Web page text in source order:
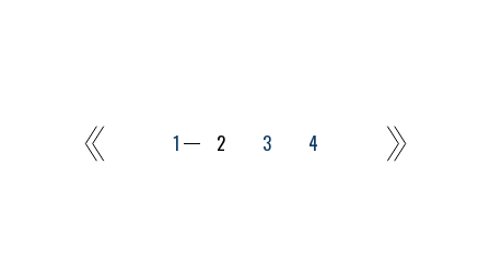
1 2 3 4